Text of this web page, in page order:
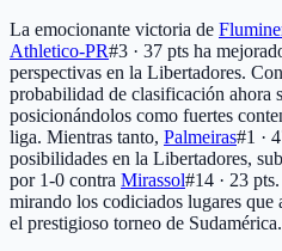
La emocionante victoria de
Athletico-PR#3 · 37 pts ha
perspectivas en la Libertadores.
probabilidad de clasificación ahora
posicionándolos como fuertes
liga. Mientras tanto, Palmeiras#1 ·
posibilidades en la Libertadores,
por 1-0 contra Mirassol#14 · 23 pts
mirando los codiciados lugares que
el prestigioso torneo de Sudamérica.